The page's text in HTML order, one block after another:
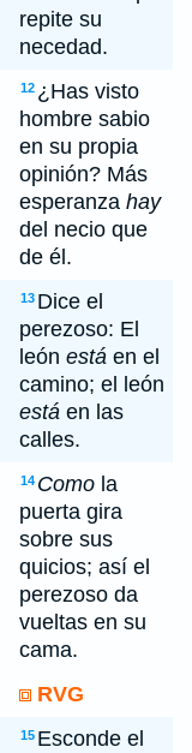
repite su
necedad.
12 ¿Has visto
hombre sabio
en su propia
opinión? Más
esperanza hay
del necio que
de él.
13 Dice el
perezoso: El
león está en el
camino; el león
está en las
calles.
14 Como la
puerta gira
sobre sus
quicios; así el
perezoso da
vueltas en su
cama.
RVG
15 Esconde el